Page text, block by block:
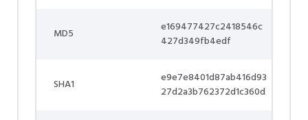
MD5
e169477427c2418546c
427d349fb4edf
SHA1
e9e7e8401d87ab416d93
27d2a3b762372d1c360d